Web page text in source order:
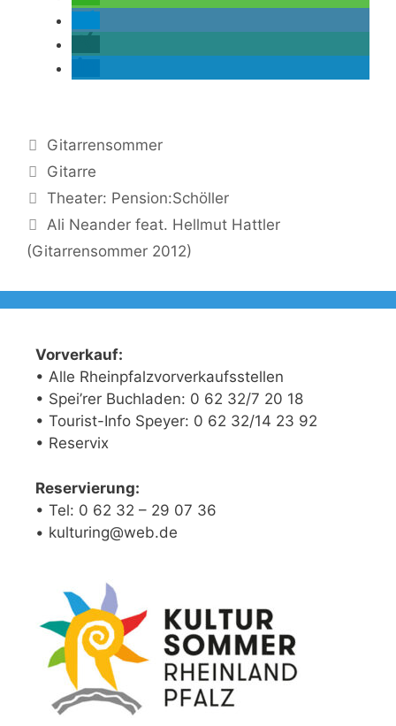
Kategorien
Gitarrensommer
Schlagwörter
Gitarre
Theater: Pension:Schöller
Ali Neander feat. Hellmut Hattler
(Gitarrensommer 2012)
Vorverkauf:
• Alle Rheinpfalzvorverkaufsstellen
• Spei’rer Buchladen: 0 62 32/7 20 18
• Tourist-Info Speyer: 0 62 32/14 23 92
• Reservix
Reservierung:
• Tel: 0 62 32 – 29 07 36
• kulturing@web.de